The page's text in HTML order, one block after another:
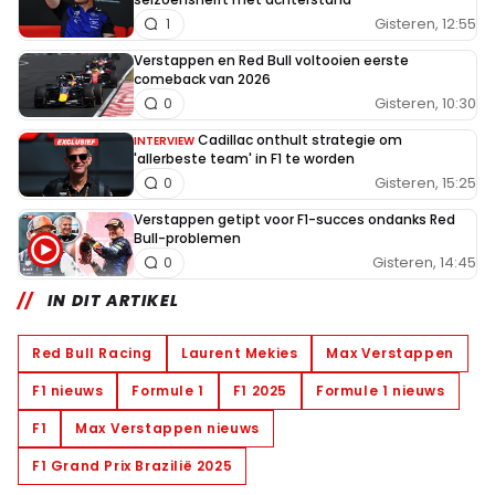
Gisteren, 12:55
1
Verstappen en Red Bull voltooien eerste
comeback van 2026
Gisteren, 10:30
0
INTERVIEW Cadillac onthult strategie om
'allerbeste team' in F1 te worden
Gisteren, 15:25
0
Verstappen getipt voor F1-succes ondanks Red
Bull-problemen
Gisteren, 14:45
0
IN DIT ARTIKEL
Red Bull Racing Laurent Mekies
Max Verstappen
F1 nieuws
Formule 1 F1 2025
Formule 1 nieuws
F1
Max Verstappen nieuws
F1 Grand Prix Brazilië 2025